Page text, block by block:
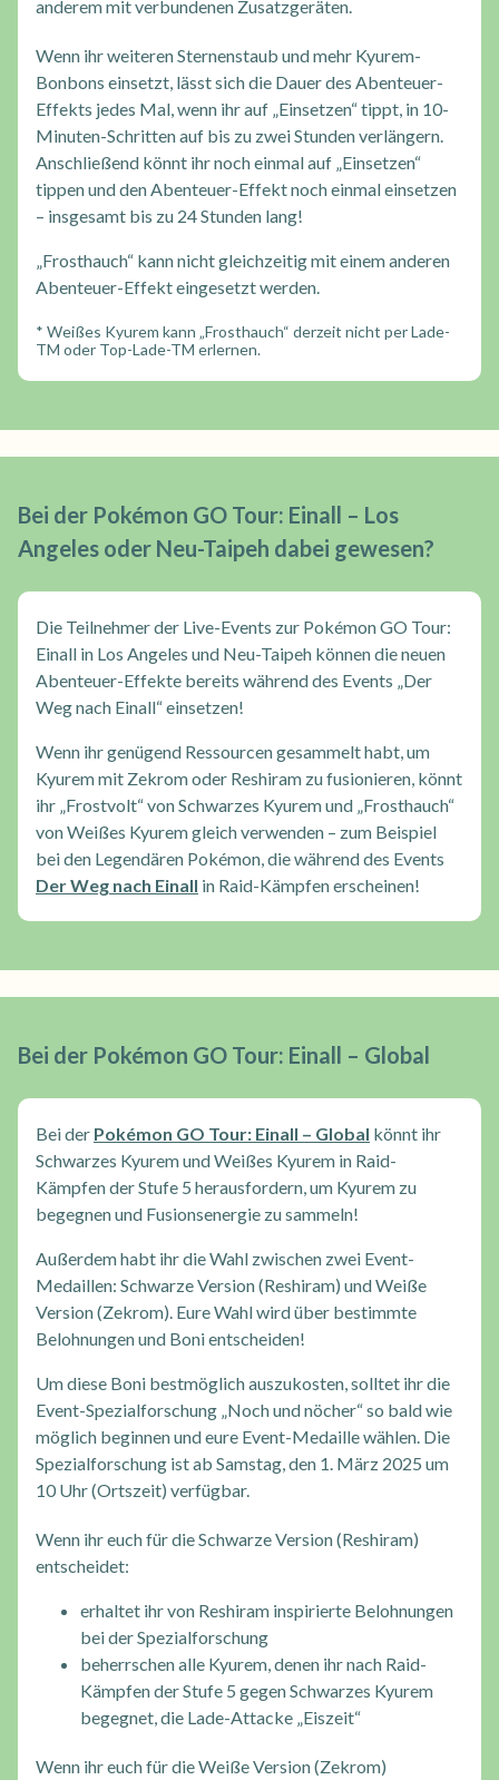
anderem mit verbundenen Zusatzgeräten.
Wenn ihr weiteren Sternenstaub und mehr Kyurem-
Bonbons einsetzt, lässt sich die Dauer des Abenteuer-
Effekts jedes Mal, wenn ihr auf „Einsetzen“ tippt, in 10-
Minuten-Schritten auf bis zu zwei Stunden verlängern.
Anschließend könnt ihr noch einmal auf „Einsetzen“
tippen und den Abenteuer-Effekt noch einmal einsetzen
– insgesamt bis zu 24 Stunden lang!
„Frosthauch“ kann nicht gleichzeitig mit einem anderen
Abenteuer-Effekt eingesetzt werden.
* Weißes Kyurem kann „Frosthauch“ derzeit nicht per Lade-
TM oder Top-Lade-TM erlernen.
Bei der Pokémon GO Tour: Einall – Los
Angeles oder Neu-Taipeh dabei gewesen?
Die Teilnehmer der Live-Events zur Pokémon GO Tour:
Einall in Los Angeles und Neu-Taipeh können die neuen
Abenteuer-Effekte bereits während des Events „Der
Weg nach Einall“ einsetzen!
Wenn ihr genügend Ressourcen gesammelt habt, um
Kyurem mit Zekrom oder Reshiram zu fusionieren, könnt
ihr „Frostvolt“ von Schwarzes Kyurem und „Frosthauch“
von Weißes Kyurem gleich verwenden – zum Beispiel
bei den Legendären Pokémon, die während des Events
Der Weg nach Einall in Raid-Kämpfen erscheinen!
Bei der Pokémon GO Tour: Einall – Global
Bei der Pokémon GO Tour: Einall – Global könnt ihr
Schwarzes Kyurem und Weißes Kyurem in Raid-
Kämpfen der Stufe 5 herausfordern, um Kyurem zu
begegnen und Fusionsenergie zu sammeln!
Außerdem habt ihr die Wahl zwischen zwei Event-
Medaillen: Schwarze Version (Reshiram) und Weiße
Version (Zekrom). Eure Wahl wird über bestimmte
Belohnungen und Boni entscheiden!
Um diese Boni bestmöglich auszukosten, solltet ihr die
Event-Spezialforschung „Noch und nöcher“ so bald wie
möglich beginnen und eure Event-Medaille wählen. Die
Spezialforschung ist ab Samstag, den 1. März 2025 um
10 Uhr (Ortszeit) verfügbar.
Wenn ihr euch für die Schwarze Version (Reshiram)
entscheidet:
erhaltet ihr von Reshiram inspirierte Belohnungen
bei der Spezialforschung
beherrschen alle Kyurem, denen ihr nach Raid-
Kämpfen der Stufe 5 gegen Schwarzes Kyurem
begegnet, die Lade-Attacke „Eiszeit“
Wenn ihr euch für die Weiße Version (Zekrom)